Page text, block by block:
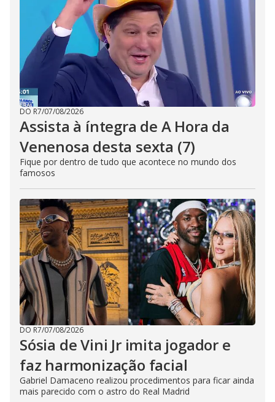
DO R7/07/08/2026
Assista à íntegra de A Hora da
Venenosa desta sexta (7)
Fique por dentro de tudo que acontece no mundo dos
famosos
DO R7/07/08/2026
Sósia de Vini Jr imita jogador e
faz harmonização facial
Gabriel Damaceno realizou procedimentos para ficar ainda
mais parecido com o astro do Real Madrid